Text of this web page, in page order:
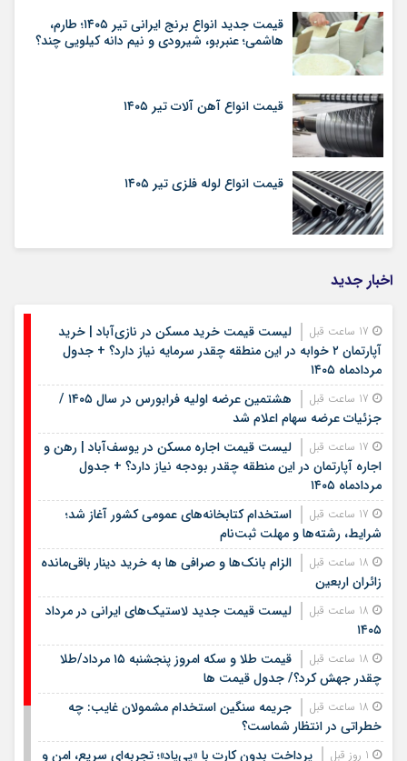
قیمت جدید انواع برنج ایرانی تیر ۱۴۰۵؛ طارم،
هاشمی؛ عنبربو، شیرودی و نیم دانه کیلویی چند؟
قیمت انواع آهن آلات تیر ۱۴۰۵
قیمت انواع لوله فلزی تیر ۱۴۰۵
اخبار جدید
لیست قیمت خرید مسکن در نازی‌آباد | خرید
آپارتمان ۲ خوابه در این منطقه چقدر سرمایه نیاز دارد؟ + جدول
مردادماه ۱۴۰۵
هشتمین عرضه اولیه فرابورس در سال ۱۴۰۵ /
جزئیات عرضه سهام اعلام شد
لیست قیمت اجاره مسکن در یوسف‌آباد | رهن و
اجاره آپارتمان در این منطقه چقدر بودجه نیاز دارد؟ + جدول
مردادماه ۱۴۰۵
استخدام کتابخانه‌های عمومی کشور آغاز شد؛
شرایط، رشته‌ها و مهلت ثبت‌نام
الزام بانک‌ها و صرافی ها به خرید دینار باقی‌مانده
زائران اربعین
لیست قیمت جدید لاستیک‌های ایرانی در مرداد
۱۴۰۵
قیمت طلا و سکه امروز پنجشنبه ۱۵ مرداد/طلا
چقدر جهش کرد؟/ جدول قیمت ها
جریمه سنگین استخدام مشمولان غایب: چه
خطراتی در انتظار شماست؟
پرداخت بدون کارت با «پی‌پاد»؛ تجربه‌ای سریع، امن و